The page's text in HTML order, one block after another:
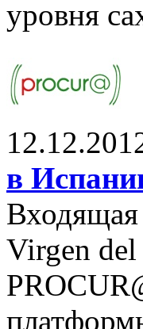
уровня
в
Входящая
Virgen del